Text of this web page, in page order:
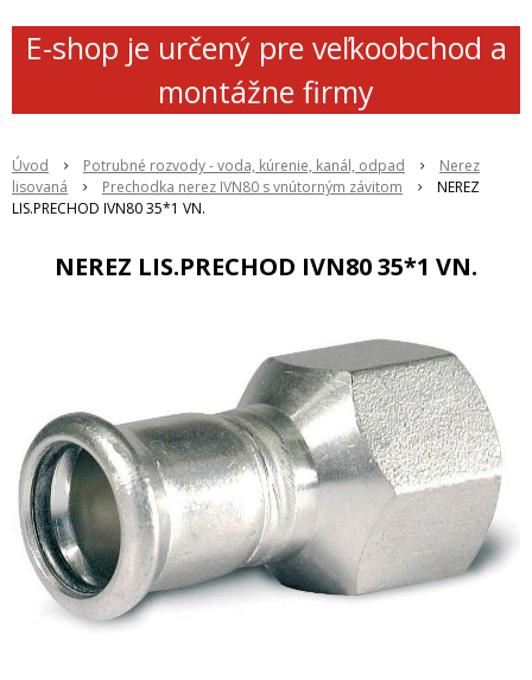
E-shop je určený pre veľkoobchod a
montážne firmy
Úvod Potrubné rozvody - voda, kúrenie, kanál, odpad
Nerez
lisovaná
Prechodka nerez IVN80 s vnútorným závitom
NEREZ
LIS.PRECHOD IVN80 35*1 VN.
NEREZ LIS.PRECHOD IVN80 35*1 VN.